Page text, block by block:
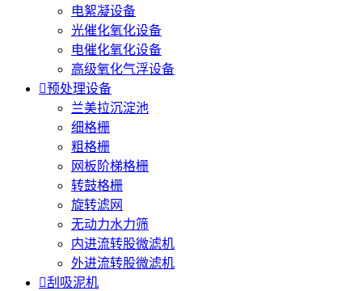
电絮凝设备
光催化氧化设备
电催化氧化设备
高级氧化气浮设备
预处理设备
兰美拉沉淀池
细格栅
粗格栅
网板阶梯格栅
转鼓格栅
旋转滤网
无动力水力筛
内进流转股微滤机
外进流转股微滤机
刮吸泥机